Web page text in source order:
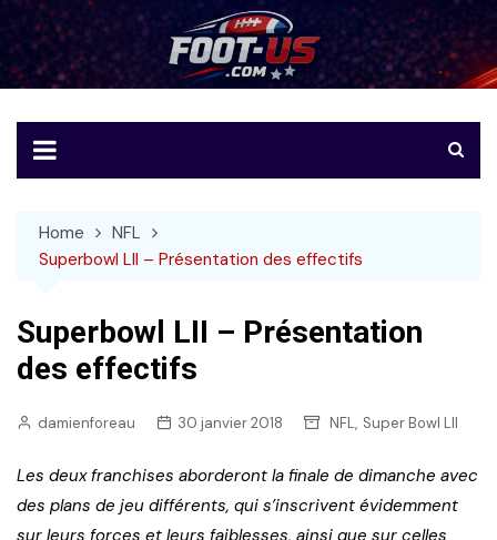
to
content
Foot-US
Le football américain en français
Home
NFL
Superbowl LII – Présentation des effectifs
Superbowl LII – Présentation
des effectifs
damienforeau 30 janvier 2018 NFL, Super Bowl LII
Les deux franchises aborderont la finale de dimanche avec
des plans de jeu différents, qui s’inscrivent évidemment
sur leurs forces et leurs faiblesses, ainsi que sur celles